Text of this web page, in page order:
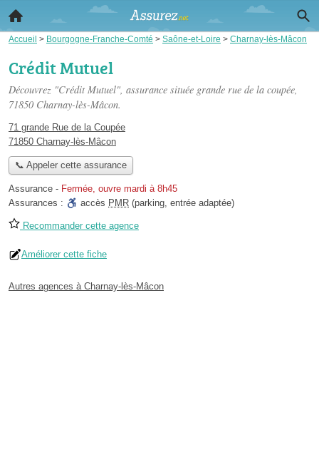
Accueil > Bourgogne-Franche-Comté > Saône-et-Loire > Charnay-lès-Mâcon
Crédit Mutuel
Découvrez "Crédit Mutuel", assurance située grande rue de la coupée,
71850 Charnay-lès-Mâcon.
71 grande Rue de la Coupée
71850 Charnay-lès-Mâcon
📞 Appeler cette assurance
Assurance - Fermée, ouvre mardi à 8h45
Assurances :
accès PMR (parking, entrée adaptée)
Recommander cette agence
Améliorer cette fiche
Autres agences à Charnay-lès-Mâcon